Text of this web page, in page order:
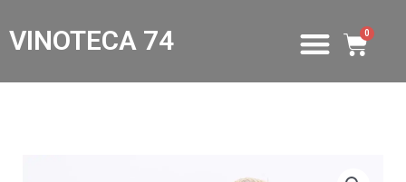
VINOTECA 74